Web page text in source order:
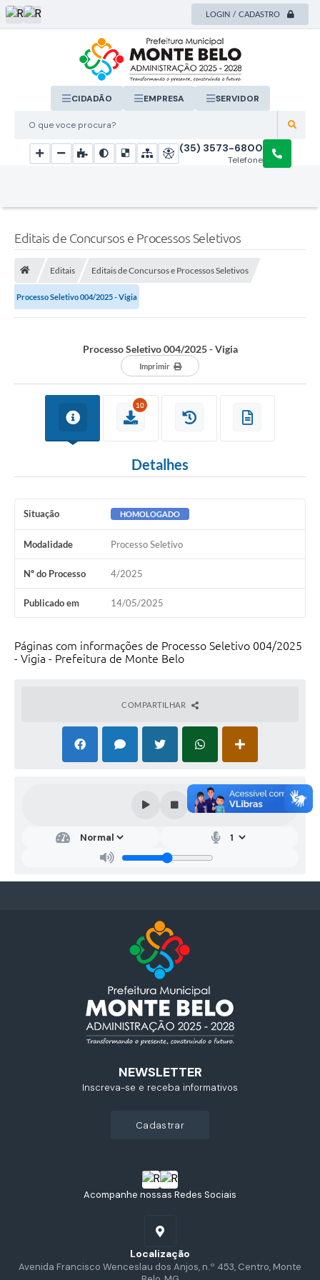
LOGIN / CADASTRO
O que voce procura?
CIDADÃO EMPRESA SERVIDOR
Telefone
(35) 3573-6800
Editais de Concursos e Processos Seletivos
Editais Editais de Concursos e Processos Seletivos
Processo Seletivo 004/2025 - Vigia
Processo Seletivo 004/2025 - Vigia
Imprimir
10
Detalhes
Situação HOMOLOGADO
Modalidade Processo Seletivo
Nº do Processo 4/2025
Publicado em 14/05/2025
Páginas com informações de Processo Seletivo 004/2025
- Vigia - Prefeitura de Monte Belo
COMPARTILHAR
Acompanhe nossas Redes Sociais
Localização
Avenida Francisco Wenceslau dos Anjos, n.º 453, Centro, Monte
NEWSLETTER
Inscreva-se e receba informativos
cadastrar